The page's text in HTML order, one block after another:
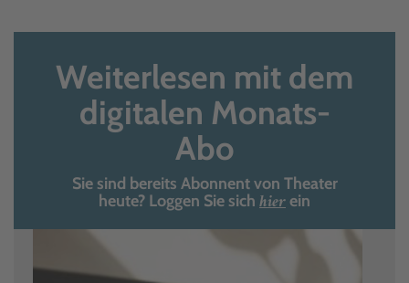
Weiterlesen mit dem
digitalen Monats-
Abo
Sie sind bereits Abonnent von Theater
heute? Loggen Sie sich hierein